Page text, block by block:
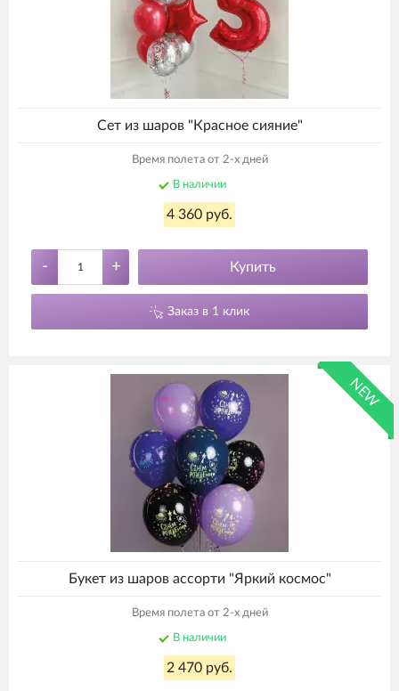
Сет из шаров "Красное сияние"
Время полета от 2-х дней
В наличии
4 360 руб.
- + Купить
Заказ в 1 клик
NEW
Букет из шаров ассорти "Яркий космос"
Время полета от 2-х дней
В наличии
2 470 руб.